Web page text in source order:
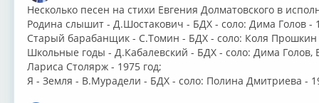
Несколько песен на стихи Евгения Долматовского в
⁣Родина слышит - Д.Шостакович - БДХ - соло: Дима Голов -
Старый барабанщик - С.Томин - БДХ - соло: Коля Прошкин
Школьные годы - Д.Кабалевский - БДХ - соло: Дима Голов,
Лариса Столярж - 1975 год;
Я - Земля - В.Мурадели - БДХ - соло: Полина Дмитриева -